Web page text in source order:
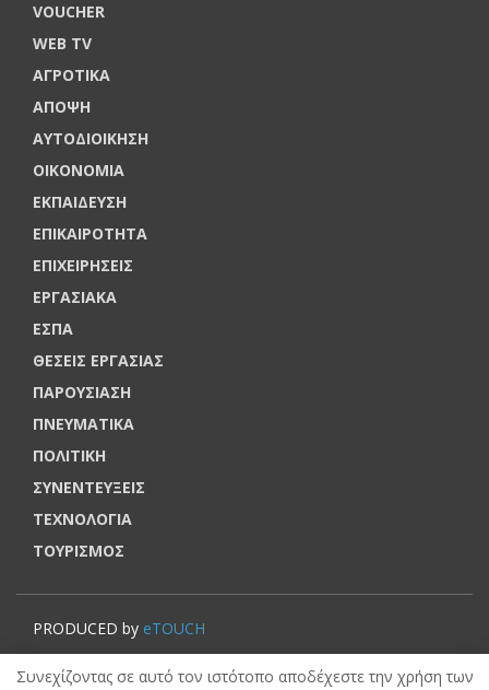
VOUCHER
WEB TV
ΑΓΡΟΤΙΚΑ
ΑΠΟΨΗ
ΑΥΤΟΔΙΟΙΚΗΣΗ
ΟΙΚΟΝΟΜΙΑ
ΕΚΠΑΙΔΕΥΣΗ
ΕΠΙΚΑΙΡΟΤΗΤΑ
ΕΠΙΧΕΙΡΗΣΕΙΣ
ΕΡΓΑΣΙΑΚΑ
ΕΣΠΑ
ΘΕΣΕΙΣ ΕΡΓΑΣΙΑΣ
ΠΑΡΟΥΣΙΑΣΗ
ΠΝΕΥΜΑΤΙΚΑ
ΠΟΛΙΤΙΚΗ
ΣΥΝΕΝΤΕΥΞΕΙΣ
ΤΕΧΝΟΛΟΓΙΑ
ΤΟΥΡΙΣΜΟΣ
PRODUCED by eTOUCH
© VOUCHERERGASIA.GR, 2022 | All rights reserved.
Συνεχίζοντας σε αυτό τον ιστότοπο αποδέχεστε την χρήση των